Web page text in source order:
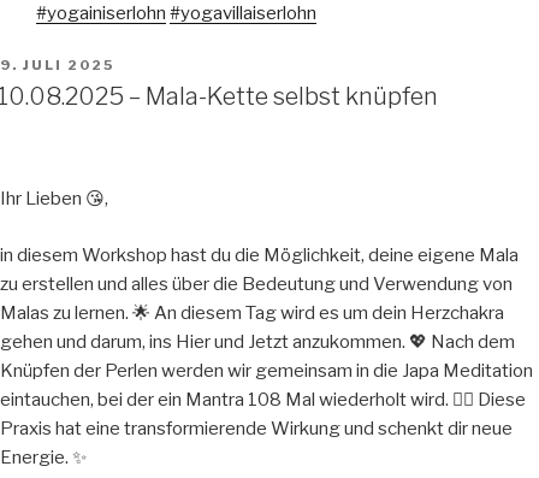
#yogainiserlohn #yogavillaiserlohn
VERÖFFENTLICHT
AM
9. JULI 2025
– Mala-Kette selbst knüpfen
Ihr Lieben 😘,
in diesem Workshop hast du die Möglichkeit, deine eigene Mala
zu erstellen und alles über die Bedeutung und Verwendung von
Malas zu lernen. 🌟 An diesem Tag wird es um dein Herzchakra
gehen und darum, ins Hier und Jetzt anzukommen. 💖 Nach dem
Knüpfen der Perlen werden wir gemeinsam in die Japa Meditation
eintauchen, bei der ein Mantra 108 Mal wiederholt wird. 🧘‍♀️ Diese
Praxis hat eine transformierende Wirkung und schenkt dir neue
Energie. ✨